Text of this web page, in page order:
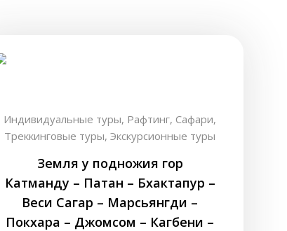
Индивидуальные туры, Рафтинг, Сафари,
Треккинговые туры,Экскурсионные туры
Земля у подножия гор
Катманду – Патан – Бхактапур –
Веси Сагар – Марсьянгди –
Покхара – Джомсом – Кагбени –